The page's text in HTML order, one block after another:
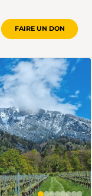
FAIRE UN DON